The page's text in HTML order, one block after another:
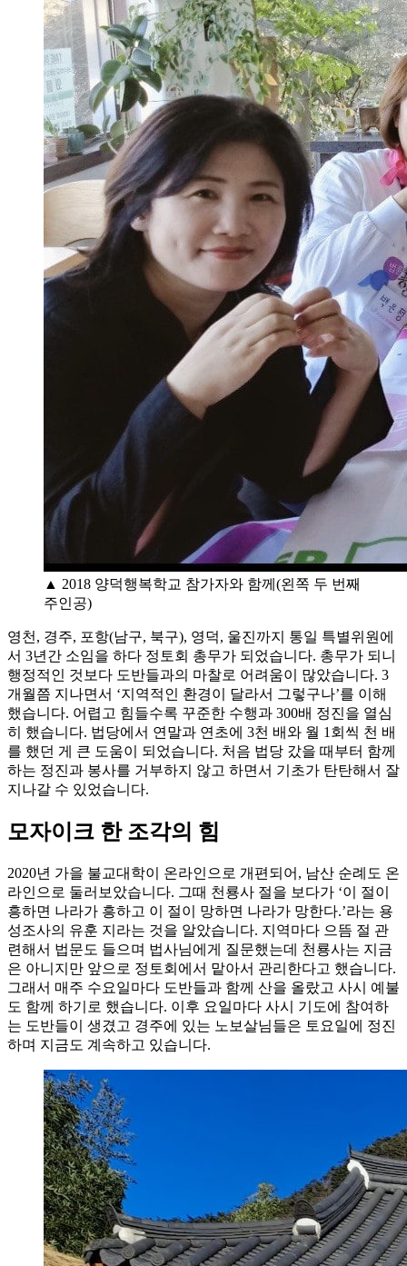
▲ 2018 양덕행복학교 참가자와 함께(왼쪽 두 번째
주인공)
영천, 경주, 포항(남구, 북구), 영덕, 울진까지 통일 특별위원에
서 3년간 소임을 하다 정토회 총무가 되었습니다. 총무가 되니
행정적인 것보다 도반들과의 마찰로 어려움이 많았습니다. 3
개월쯤 지나면서 ‘지역적인 환경이 달라서 그렇구나’를 이해
했습니다. 어렵고 힘들수록 꾸준한 수행과 300배 정진을 열심
히 했습니다. 법당에서 연말과 연초에 3천 배와 월 1회씩 천 배
를 했던 게 큰 도움이 되었습니다. 처음 법당 갔을 때부터 함께
하는 정진과 봉사를 거부하지 않고 하면서 기초가 탄탄해서 잘
지나갈 수 있었습니다.
모자이크 한 조각의 힘
2020년 가을 불교대학이 온라인으로 개편되어, 남산 순례도 온
라인으로 둘러보았습니다. 그때 천룡사 절을 보다가 ‘이 절이
흥하면 나라가 흥하고 이 절이 망하면 나라가 망한다.’라는 용
성조사의 유훈 지라는 것을 알았습니다. 지역마다 으뜸 절 관
련해서 법문도 들으며 법사님에게 질문했는데 천룡사는 지금
은 아니지만 앞으로 정토회에서 맡아서 관리한다고 했습니다.
그래서 매주 수요일마다 도반들과 함께 산을 올랐고 사시 예불
도 함께 하기로 했습니다. 이후 요일마다 사시 기도에 참여하
는 도반들이 생겼고 경주에 있는 노보살님들은 토요일에 정진
하며 지금도 계속하고 있습니다.